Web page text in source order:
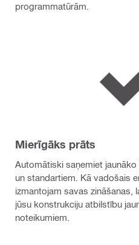
programmatūrām.
Mierīgāks prāts
Automātiski saņemiet
un standartiem. Kā vadošais
izmantojam savas zināšanas,
jūsu konstrukciju atbilstību
noteikumiem.